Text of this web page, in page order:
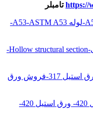
https://تامبلر
مطالعه بیشتر: لوله A53-لوله فولادی A53-لوله A53-ASTM A53-
مطالعه بیشتر: مقاطع ساختمانی توخالی-Hollow structural section-
مطالعه بیشتر: ورق استیل 317-قیمت ورق استیل 317-فروش ورق
مطالعه بیشتر: استیل 420- میلگرد استیل 420- ورق استیل 420-